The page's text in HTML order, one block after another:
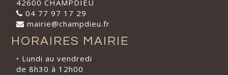
42600 CHAMPDIEU
04 77 97 17 29
mairie@champdieu.fr
HORAIRES MAIRIE
• Lundi au vendredi
de 8h30 à 12h00